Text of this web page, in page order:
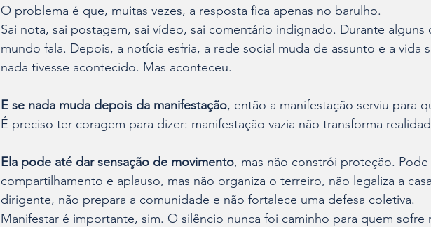
O problema é que, muitas vezes, a resposta fica apenas no barulho.
Sai nota, sai postagem, sai vídeo, sai comentário indignado. Durante alguns
mundo fala. Depois, a notícia esfria, a rede social muda de assunto e a vida
nada tivesse acontecido. Mas aconteceu.
E se nada muda depois da manifestação, então a manifestação serviu para
É preciso ter coragem para dizer: manifestação vazia não transforma
Ela pode até dar sensação de movimento, mas não constrói proteção.
compartilhamento e aplauso, mas não organiza o terreiro, não legaliza a
dirigente, não prepara a comunidade e não fortalece uma defesa coletiva.
Manifestar é importante, sim. O silêncio nunca foi caminho para quem sofre